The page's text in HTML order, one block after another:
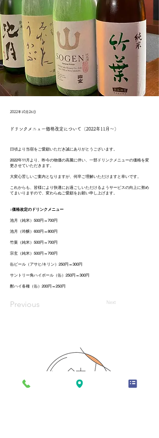
2022年10月26日
ドリンクメニュー価格改定について（2022年11月〜）
日頃より当宿をご愛顧いただき誠にありがとうございます。
2022年11月より、昨今の物価の高騰に伴い、一部ドリンクメニューの価格を変
更させていただきます。
大変心苦しいご案内となりますが、何卒ご理解いただけますと幸いです。
これからも、皆様により快適にお過ごしいただけるようサービスの向上に努め
てまいりますので、変わらぬご愛顧をお願い申し上げます。
↓価格改定のドリンクメニュー
池月（純米）500円→700円
池月（吟醸）600円→800円
竹葉（純米）500円→700円
宗玄（純米）500円→700円
缶ビール（アサヒ/キリン）250円→300円
サントリー角ハイボール（缶）250円→300円
酎ハイ各種（缶）200円→250円
Previous Next